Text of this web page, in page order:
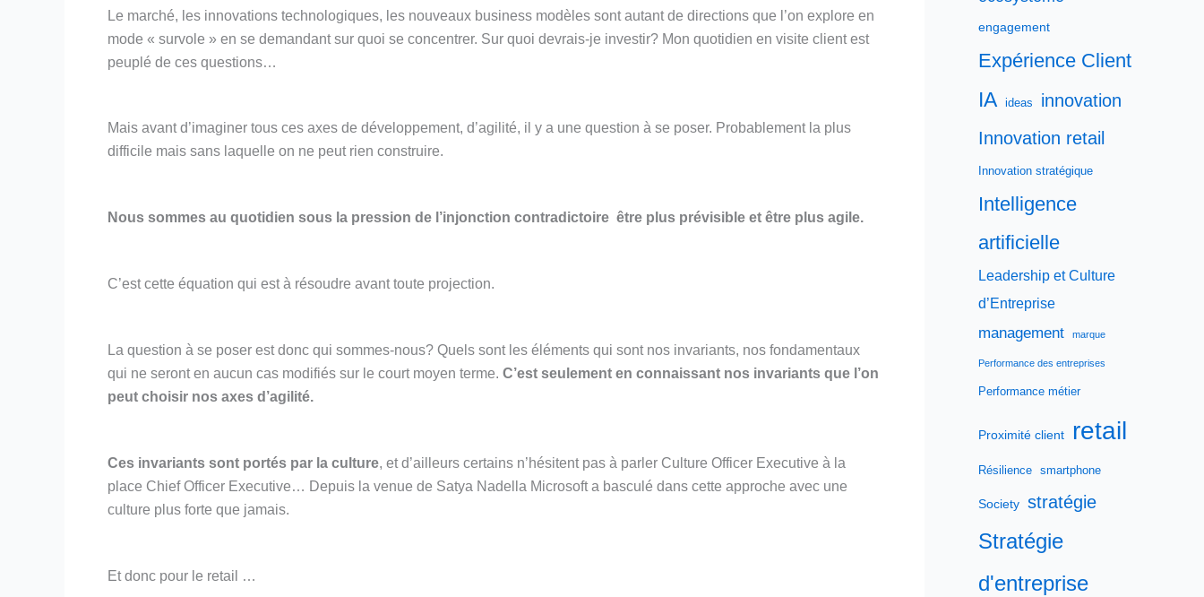
Le marché, les innovations technologiques, les nouveaux business modèles sont autant de directions que l’on explore en
mode « survole » en se demandant sur quoi se concentrer. Sur quoi devrais-je investir? Mon quotidien en visite client est
peuplé de ces questions…
Mais avant d’imaginer tous ces axes de développement, d’agilité, il y a une question à se poser. Probablement la plus
difficile mais sans laquelle on ne peut rien construire.
Nous sommes au quotidien sous la pression de l’injonction contradictoire être plus prévisible et être plus agile.
C’est cette équation qui est à résoudre avant toute projection.
La question à se poser est donc qui sommes-nous? Quels sont les éléments qui sont nos invariants, nos fondamentaux
qui ne seront en aucun cas modifiés sur le court moyen terme. C’est seulement en connaissant nos invariants que l’on
peut choisir nos axes d’agilité.
Ces invariants sont portés par la culture, et d’ailleurs certains n’hésitent pas à parler Culture Officer Executive à la
place Chief Officer Executive… Depuis la venue de Satya Nadella Microsoft a basculé dans cette approche avec une
culture plus forte que jamais.
Et donc pour le retail …
engagement
Expérience Client
IA ideas
innovation
Innovation retail
Innovation stratégique
Intelligence
artificielle
Leadership et Culture
d’Entreprise
management marque
Performance des entreprises
Performance métier
Proximité client retail
Résilience smartphone
Society stratégie
Stratégie
d'entreprise